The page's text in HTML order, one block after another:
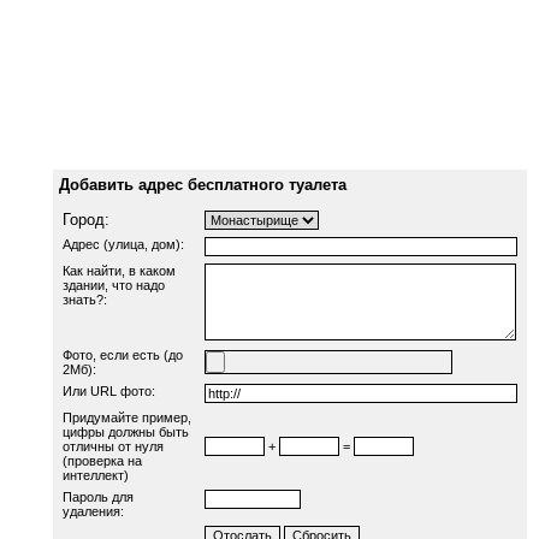
Добавить адрес бесплатного туалета
Город:
Адрес (улица, дом):
Как найти, в каком
здании, что надо
знать?:
Фото, если есть (до
2Мб):
Или URL фото:
Придумайте пример,
цифры должны быть
отличны от нуля
(проверка на
интеллект)
+ =
Пароль для
удаления: